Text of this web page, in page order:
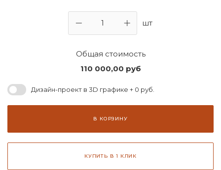
шт
Общая стоимость
110 000,00 руб
Дизайн-проект в 3D графике + 0 руб.
В КОРЗИНУ
КУПИТЬ В 1 КЛИК